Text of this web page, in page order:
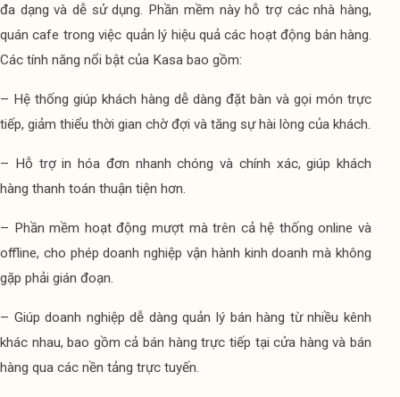
đa dạng và dễ sử dụng. Phần mềm này hỗ trợ các nhà hàng,
quán cafe trong việc quản lý hiệu quả các hoạt động bán hàng.
Các tính năng nổi bật của Kasa bao gồm:
– Hệ thống giúp khách hàng dễ dàng đặt bàn và gọi món trực
tiếp, giảm thiểu thời gian chờ đợi và tăng sự hài lòng của khách.
– Hỗ trợ in hóa đơn nhanh chóng và chính xác, giúp khách
hàng thanh toán thuận tiện hơn.
– Phần mềm hoạt động mượt mà trên cả hệ thống online và
offline, cho phép doanh nghiệp vận hành kinh doanh mà không
gặp phải gián đoạn.
– Giúp doanh nghiệp dễ dàng quản lý bán hàng từ nhiều kênh
khác nhau, bao gồm cả bán hàng trực tiếp tại cửa hàng và bán
hàng qua các nền tảng trực tuyến.